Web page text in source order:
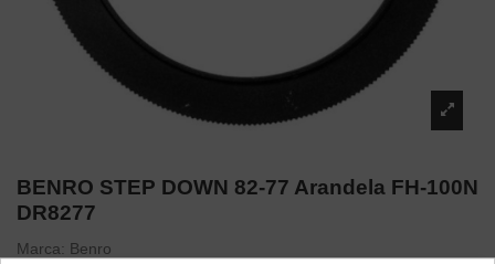
BENRO STEP DOWN 82-77 Arandela FH-100N
DR8277
Marca: Benro